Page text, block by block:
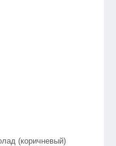
(коричневый)